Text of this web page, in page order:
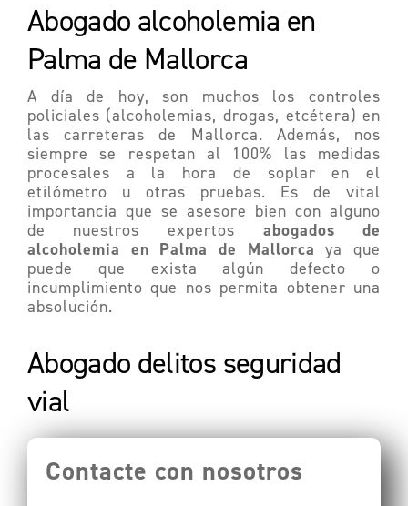
Abogado alcoholemia en
Palma de Mallorca
A día de hoy, son muchos los controles
policiales (alcoholemias, drogas, etcétera) en
las carreteras de Mallorca. Además, nos
siempre se respetan al 100% las medidas
procesales a la hora de soplar en el
etilómetro u otras pruebas. Es de vital
importancia que se asesore bien con alguno
de nuestros expertos abogados de
alcoholemia en Palma de Mallorca ya que
puede que exista algún defecto o
incumplimiento que nos permita obtener una
absolución.
Abogado delitos seguridad
vial
Contacte con nosotros